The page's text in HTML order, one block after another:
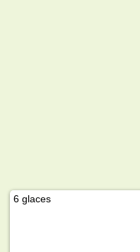
6 glaces